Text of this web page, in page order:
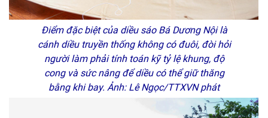
Điểm đặc biệt của diều sáo Bá Dương Nội là
cánh diều truyền thống không có đuôi, đòi hỏi
người làm phải tính toán kỹ tỷ lệ khung, độ
cong và sức nâng để diều có thể giữ thăng
bằng khi bay. Ảnh: Lê Ngọc/TTXVN phát